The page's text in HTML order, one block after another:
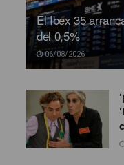
El Ibex 35
del 0,5%
06/08/2026